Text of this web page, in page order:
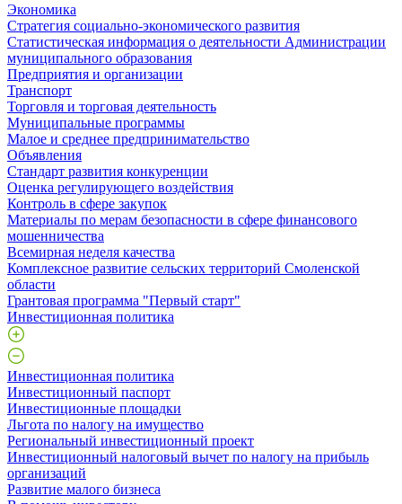
Экономика
Стратегия социально-экономического развития
Статистическая информация о деятельности Администрации
муниципального образования
Предприятия и организации
Транспорт
Торговля и торговая деятельность
Муниципальные программы
Малое и среднее предпринимательство
Объявления
Стандарт развития конкуренции
Оценка регулирующего воздействия
Контроль в сфере закупок
Материалы по мерам безопасности в сфере финансового
мошенничества
Всемирная неделя качества
Комплексное развитие сельских территорий Смоленской
области
Грантовая программа "Первый старт"
Инвестиционная политика
Инвестиционная политика
Инвестиционный паспорт
Инвестиционные площадки
Льгота по налогу на имущество
Региональный инвестиционный проект
Инвестиционный налоговый вычет по налогу на прибыль
организаций
Развитие малого бизнеса